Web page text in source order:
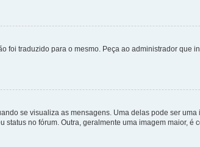
foi traduzido para o mesmo. Peça ao administrador que
se visualiza as mensagens. Uma delas pode ser
no fórum. Outra, geralmente uma imagem maior,